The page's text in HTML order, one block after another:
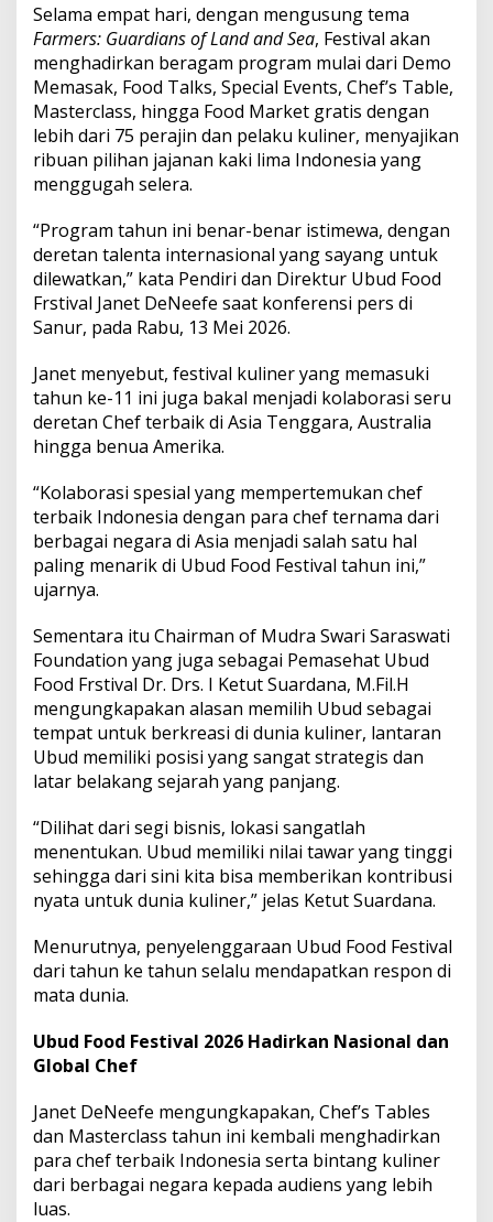
a
k
a
l
A
d
u
K
r
a
t
i
v
i
a
K
u
l
n
r
d
U
b
F
o
o
d
F
e
s
t
i
a
l
2
0
2
Selama empat hari, dengan mengusung tema
Farmers: Guardians of Land and Sea, Festival akan
menghadirkan beragam program mulai dari Demo
Memasak, Food Talks, Special Events, Chef’s Table,
Masterclass, hingga Food Market gratis dengan
lebih dari 75 perajin dan pelaku kuliner, menyajikan
ribuan pilihan jajanan kaki lima Indonesia yang
menggugah selera.
“Program tahun ini benar-benar istimewa, dengan
deretan talenta internasional yang sayang untuk
dilewatkan,” kata Pendiri dan Direktur Ubud Food
Frstival Janet DeNeefe saat konferensi pers di
Sanur, pada Rabu, 13 Mei 2026.
Janet menyebut, festival kuliner yang memasuki
tahun ke-11 ini juga bakal menjadi kolaborasi seru
deretan Chef terbaik di Asia Tenggara, Australia
hingga benua Amerika.
“Kolaborasi spesial yang mempertemukan chef
terbaik Indonesia dengan para chef ternama dari
berbagai negara di Asia menjadi salah satu hal
paling menarik di Ubud Food Festival tahun ini,”
ujarnya.
Sementara itu Chairman of Mudra Swari Saraswati
Foundation yang juga sebagai Pemasehat Ubud
Food Frstival Dr. Drs. I Ketut Suardana, M.Fil.H
mengungkapakan alasan memilih Ubud sebagai
tempat untuk berkreasi di dunia kuliner, lantaran
Ubud memiliki posisi yang sangat strategis dan
latar belakang sejarah yang panjang.
“Dilihat dari segi bisnis, lokasi sangatlah
menentukan. Ubud memiliki nilai tawar yang tinggi
sehingga dari sini kita bisa memberikan kontribusi
nyata untuk dunia kuliner,” jelas Ketut Suardana.
Menurutnya, penyelenggaraan Ubud Food Festival
dari tahun ke tahun selalu mendapatkan respon di
mata dunia.
Ubud Food Festival 2026 Hadirkan Nasional dan
Global Chef
Janet DeNeefe mengungkapakan, Chef’s Tables
dan Masterclass tahun ini kembali menghadirkan
para chef terbaik Indonesia serta bintang kuliner
dari berbagai negara kepada audiens yang lebih
luas.